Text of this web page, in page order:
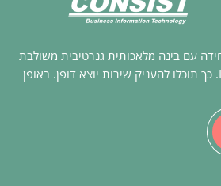
עם בינה מלאכותית גנרטיבית משולבת
בכל אלמנט של ניהול ה-IT. כך תוכלו להעניק שירות יוצא דופן. באופן